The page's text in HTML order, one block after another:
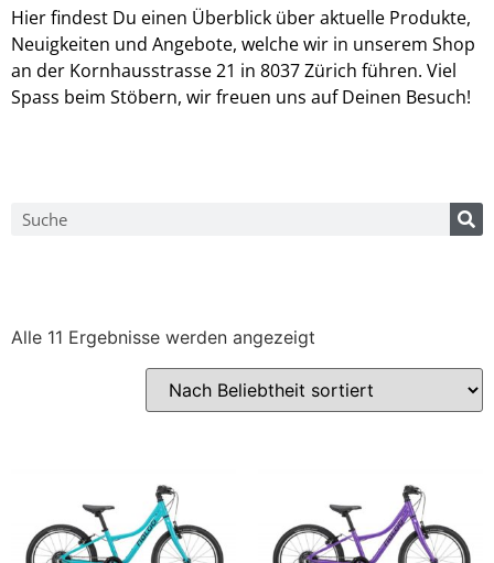
Hier findest Du einen Überblick über aktuelle Produkte,
Neuigkeiten und Angebote, welche wir in unserem Shop
an der Kornhausstrasse 21 in 8037 Zürich führen. Viel
Spass beim Stöbern, wir freuen uns auf Deinen Besuch!
Alle 11 Ergebnisse werden angezeigt